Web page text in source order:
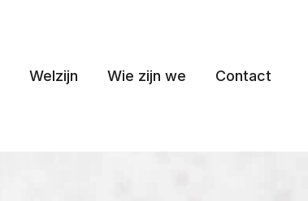
Welzijn Wie zijn we Contact